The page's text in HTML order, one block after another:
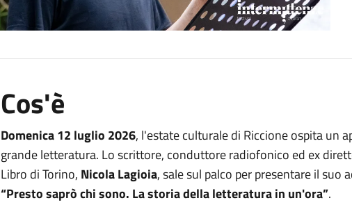
Cos'è
Domenica 12 luglio 2026, l'estate culturale di Riccione ospita un
grande letteratura. Lo scrittore, conduttore radiofonico ed ex
Libro di Torino, Nicola Lagioia, sale sul palco per presentare il
“Presto saprò chi sono. La storia della letteratura in un'ora”.